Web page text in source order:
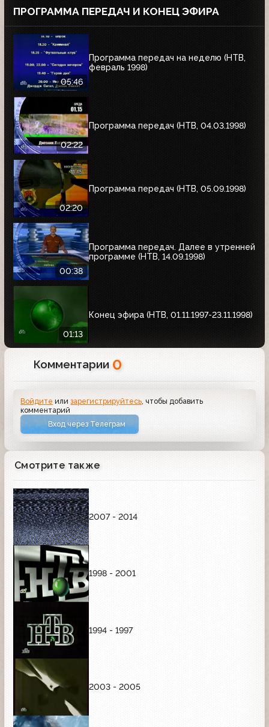
ПРОГРАММА ПЕРЕДАЧ И КОНЕЦ ЭФИРА
05:46
Программа передач на неделю (НТВ,
февраль 1998)
02:22
Программа передач (НТВ, 04.03.1998)
02:20
Программа передач (НТВ, 05.09.1998)
00:38
Программа передач. Далее в утренней
программе (НТВ, 14.09.1998)
01:13
Конец эфира (НТВ, 01.11.1997-23.11.1998)
Комментарии 0
Войдите илизарегистрируйтесь, чтобы добавить
комментарий
Вход через Телеграм
Смотрите также
2007 - 2014
1998 - 2001
1994 - 1997
2003 - 2005